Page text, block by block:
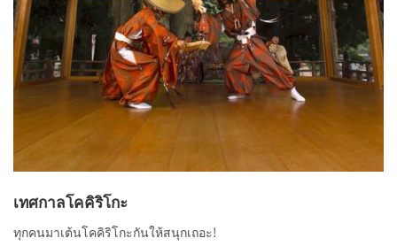
เทศกาลโคคิริโกะ
ทุกคนมาเต้นโคคิริโกะกันให้สนุกเถอะ!